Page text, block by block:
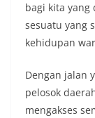
bagi kita
sesuatu yang
kehidupan
Dengan jalan
pelosok
mengakses